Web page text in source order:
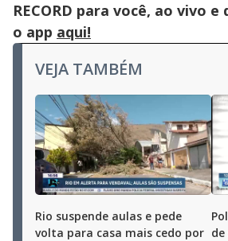
RECORD para você, ao vivo e
o app aqui!
VEJA TAMBÉM
Rio suspende aulas e pede
volta para casa mais cedo por